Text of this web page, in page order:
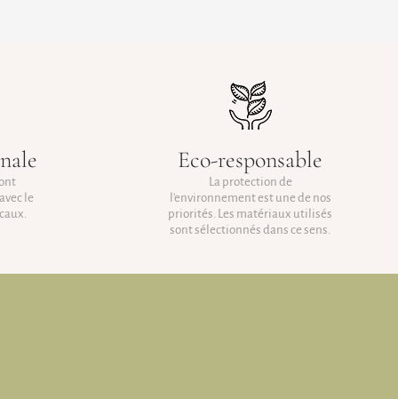
le
Eco-responsable
La protection de
l'environnement est une de nos
priorités. Les matériaux utilisés
sont sélectionnés dans ce sens.